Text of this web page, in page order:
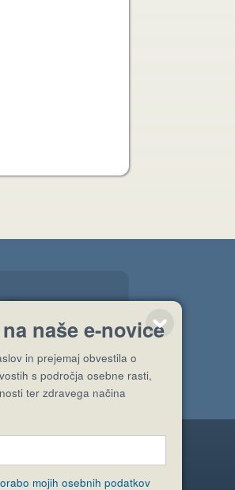
”
naše e-novice
in prejemaj obvestila o
s področja osebne rasti,
ter zdravega načina
mojih osebnih podatkov